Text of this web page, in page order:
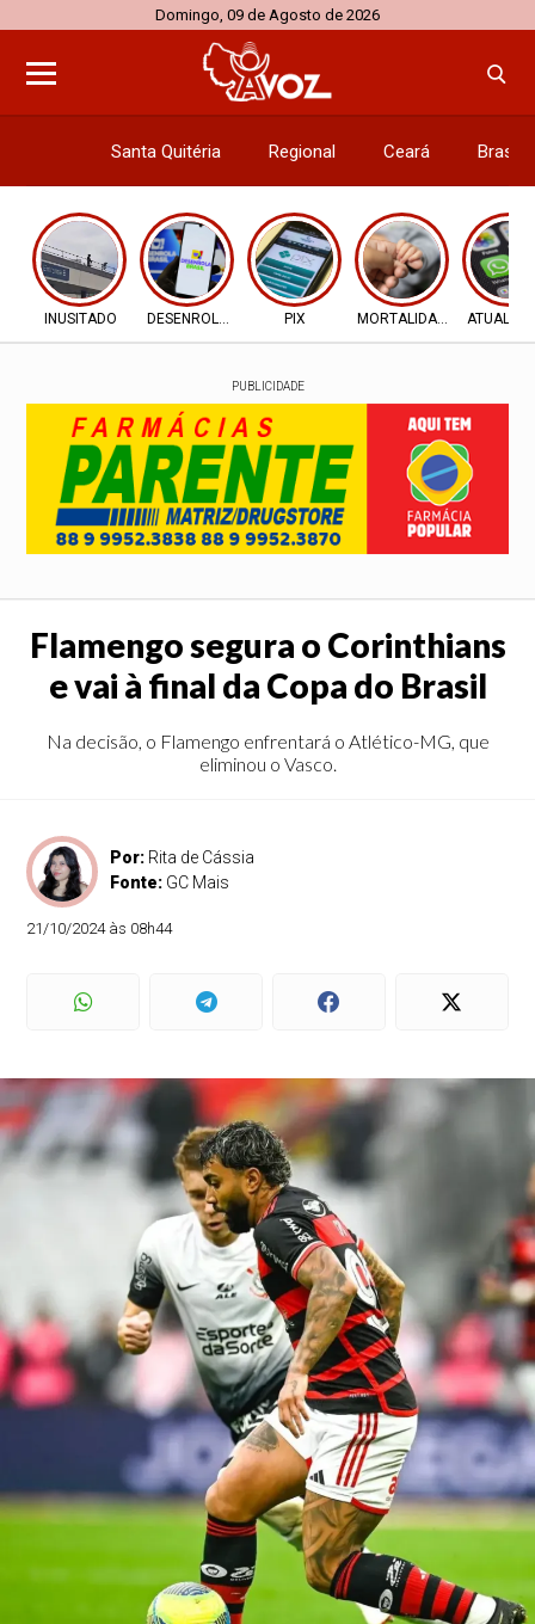
Domingo, 09 de Agosto de 2026
Santa Quitéria Regional Ceará Brasil
INUSITADO DESENROLA 2.0 PIX MORTALIDADE INFANTIL
PUBLICIDADE
Flamengo segura o Corinthians
e vai à final da Copa do Brasil
Na decisão, o Flamengo enfrentará o Atlético-MG, que
eliminou o Vasco.
Por: Rita de Cássia
Fonte: GC Mais
21/10/2024 às 08h44